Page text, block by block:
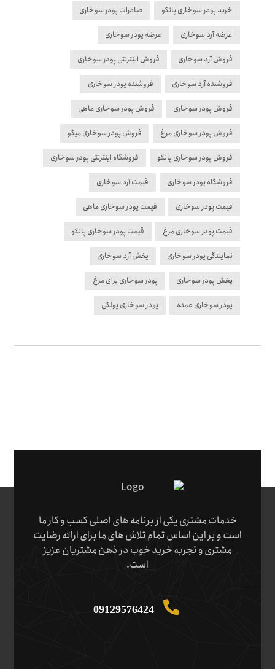
خرید پودر سوخاری پانکو صادرات پودر سوخاری
عرضه آرد سوخاری عرضه پودر سوخاری
فروش آرد سوخاری فروش اینترنتی پودر سوخاری
فروشنده آرد سوخاری فروشنده پودر سوخاری
فروش پودر سوخاری فروش پودر سوخاری ماهی
فروش پودر سوخاری مرغ فروش پودر سوخاری میگو
فروش پودر سوخاری پانکو فروشگاه اینترنتی پودر سوخاری
فروشگاه پودر سوخاری قیمت آرد سوخاری
قیمت پودر سوخاری قیمت پودر سوخاری ماهی
قیمت پودر سوخاری مرغ قیمت پودر سوخاری پانکو
نمایندگی پودر سوخاری پخش آرد سوخاری
پخش پودر سوخاری پودر سوخاری برای مرغ
پودر سوخاری عمده پودر سوخاری پولکی
خدمات مشتری یکی از برنامه های اصلی کسب و کار ما
است و بر این اساس تمام تلاش های ما برای ارائه رضایت
مشتری و تجربه خرید خوب در ذهن مشتریان عزیز
است.
09129576424